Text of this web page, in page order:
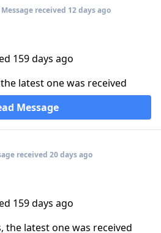
Message received 12 days ago
159 days ago
latest one was received
Message
received 20 days ago
159 days ago
the latest one was received